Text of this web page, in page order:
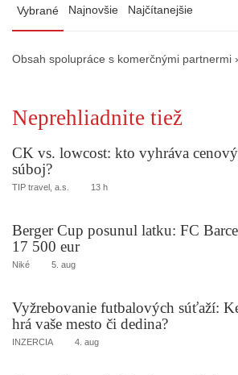
Vybrané Najnovšie Najčítanejšie
Obsah spolupráce s komerčnými partnermi ›
Neprehliadnite tiež
CK vs. lowcost: kto vyhráva cenový
súboj?
TIP travel, a.s. 13 h
Berger Cup posunul latku: FC
17 500 eur
Niké 5. aug
Vyžrebovanie futbalových súťaží:
hrá vaše mesto či dedina?
INZERCIA 4. aug